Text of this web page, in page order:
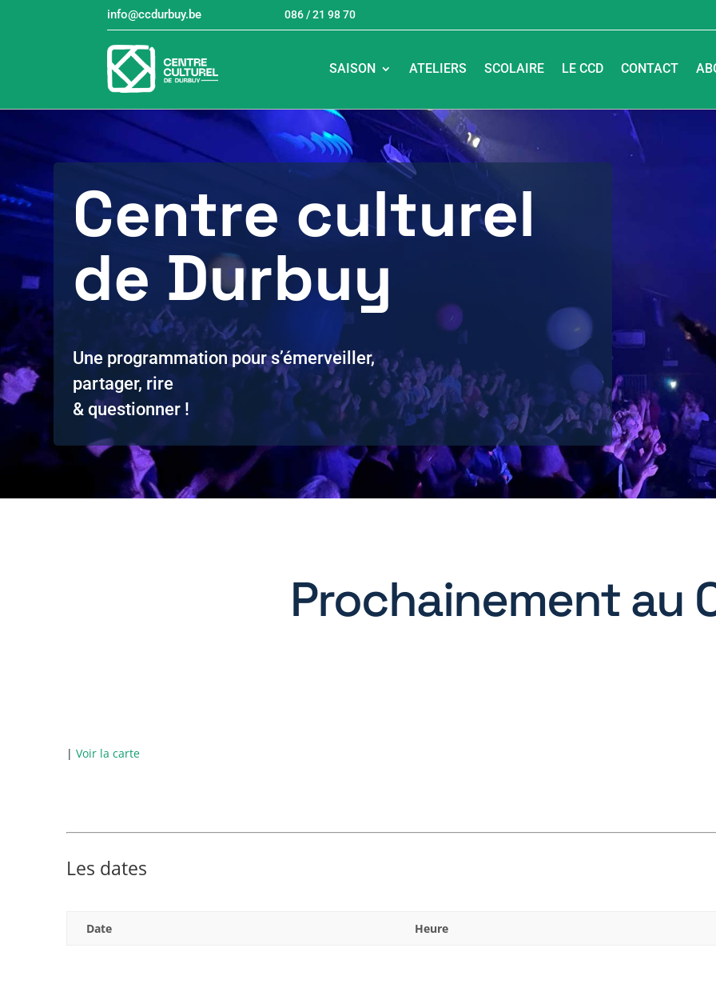
info@ccdurbuy.be 086 / 21 98 70
SAISON ATELIERS SCOLAIRE LE CCD CONTACT
Centre culturel
de Durbuy
Une programmation pour s’émerveiller,
partager, rire
& questionner !
Prochainement au
|Voir la carte
Les dates
Date Heure